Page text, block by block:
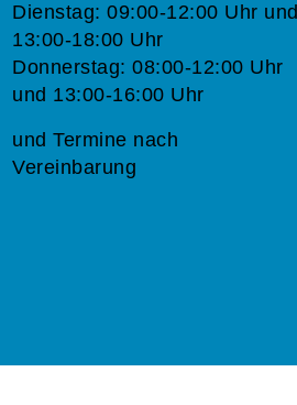
Dienstag: 09:00-12:00 Uhr und
13:00-18:00 Uhr
Donnerstag: 08:00-12:00 Uhr
und 13:00-16:00 Uhr
und Termine nach
Vereinbarung